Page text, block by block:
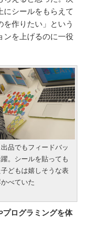
にシールをもらえて
を作りたい」という
ンを上げるのに一役
品でもフィードバッ
。シールを貼っても
子どもは嬉しそうな表
べていた
ログラミングを体